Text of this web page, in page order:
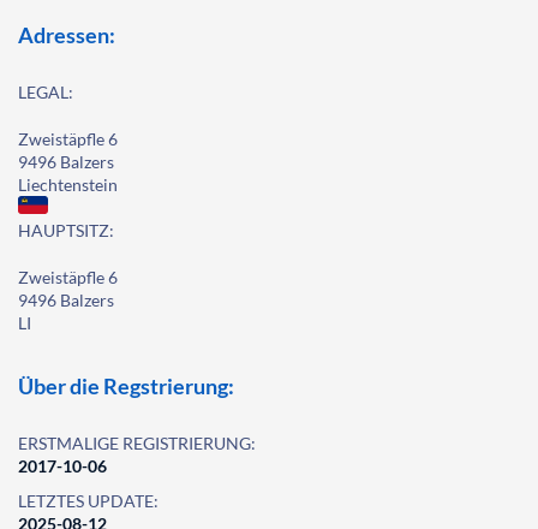
Adressen:
LEGAL:
Zweistäpfle 6
9496 Balzers
Liechtenstein
HAUPTSITZ:
Zweistäpfle 6
9496 Balzers
LI
Über die Regstrierung:
ERSTMALIGE REGISTRIERUNG:
2017-10-06
LETZTES UPDATE:
2025-08-12